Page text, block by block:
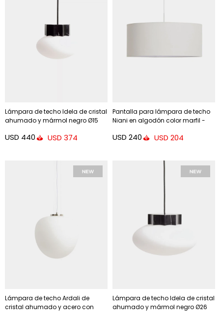
Lámpara de techo Idela de cristal
ahumado y mármol negro Ø15
USD 440 USD 374
Pantalla para lámpara de techo
Niani en algodón color marfil -
USD 240 USD 204
Lámpara de techo Ardali de
cristal ahumado y acero con
Lámpara de techo Idela de cristal
ahumado y mármol negro Ø26